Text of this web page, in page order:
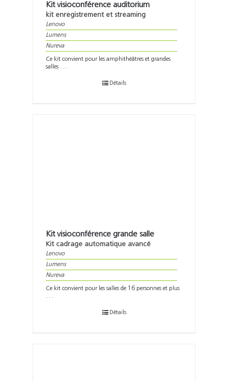
Kit visioconférence auditorium
kit enregistrement et streaming
Lenovo
Lumens
Nureva
Ce kit convient pour les amphithéâtres et grandes
salles . . .
Détails
Kit visioconférence grande salle
Kit cadrage automatique avancé
Lenovo
Lumens
Nureva
Ce kit convient pour les salles de 16 personnes et plus
. . .
Détails